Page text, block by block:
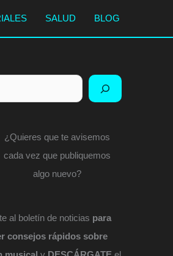
SALUD BLOG
¿Quieres que te avisemos
cada vez que publiquemos
algo nuevo?
al boletín de noticias para
consejos rápidos sobre